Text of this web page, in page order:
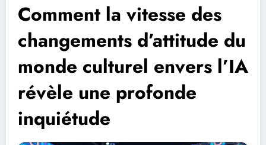
Comment la vitesse des
changements d’attitude du
monde culturel envers l’IA
révèle une profonde
inquiétude